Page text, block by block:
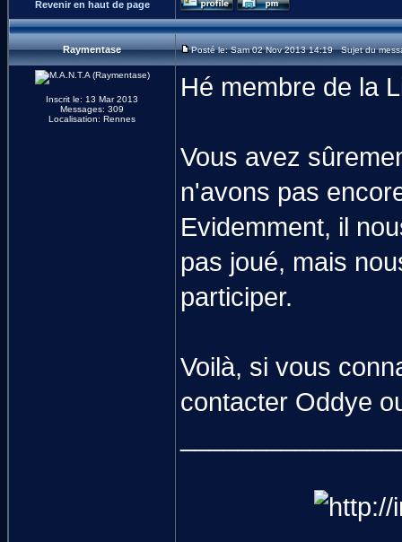
Revenir en haut de page
Raymentase Posté le: Sam 02 Nov 2013 14:19 Sujet du
Inscrit le: 13 Mar 2013
Messages: 309
Localisation: Rennes
Hé membre de la
Vous avez
n'avons pas
Evidemment, il
pas joué, mais
participer.
Voilà, si vous
contacter Oddye